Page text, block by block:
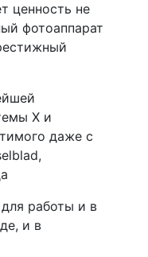
ценность не
фотоаппарат
X и
даже с
для работы и в
и в